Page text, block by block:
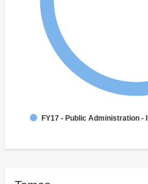
FY17 - Public Administration -